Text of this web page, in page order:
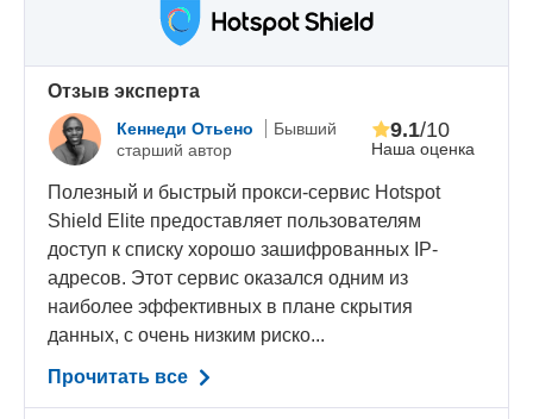
Oтзыв эксперта
Кеннеди Отьено
Бывший
старший автор
Наша оценка
9.1/10
Полезный и быстрый прокси-сервис Hotspot
Shield Elite предоставляет пользователям
доступ к списку хорошо зашифрованных IP-
адресов. Этот сервис оказался одним из
наиболее эффективных в плане скрытия
данных, с очень низким риско...
Прочитать все